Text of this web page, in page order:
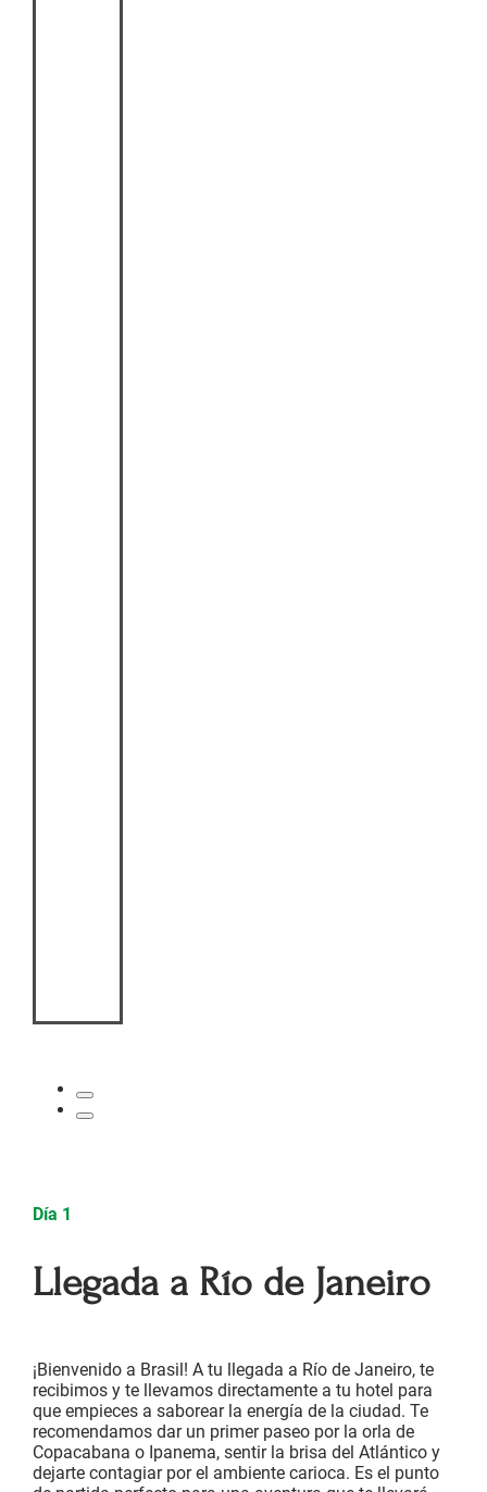
Día 1
Llegada a Río de Janeiro
¡Bienvenido a Brasil! A tu llegada a Río de Janeiro, te
recibimos y te llevamos directamente a tu hotel para
que empieces a saborear la energía de la ciudad. Te
recomendamos dar un primer paseo por la orla de
Copacabana o Ipanema, sentir la brisa del Atlántico y
dejarte contagiar por el ambiente carioca. Es el punto